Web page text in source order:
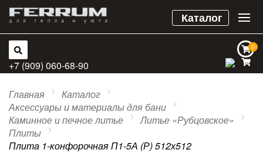
Каталог
0
0
+7 (909) 060-68-90
Главная
Каталог
Аксессуары и материалы для бани
Каминное и печное литье
Литье «Рубцовское»
Плиты
Плита 1-конфорочная П1-5А (Р) 512х512